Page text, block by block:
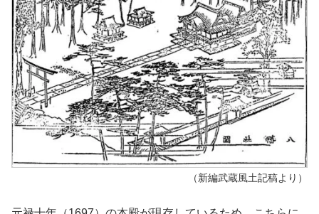
（新編武蔵風土記稿より）